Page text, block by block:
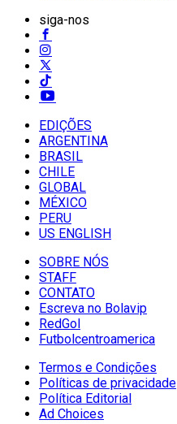
siga-nos
EDIÇÕES
ARGENTINA
BRASIL
CHILE
GLOBAL
MÉXICO
PERU
US ENGLISH
SOBRE NÓS
STAFF
CONTATO
Escreva no Bolavip
RedGol
Futbolcentroamerica
Termos e Condições
Políticas de privacidade
Política Editorial
Ad Choices